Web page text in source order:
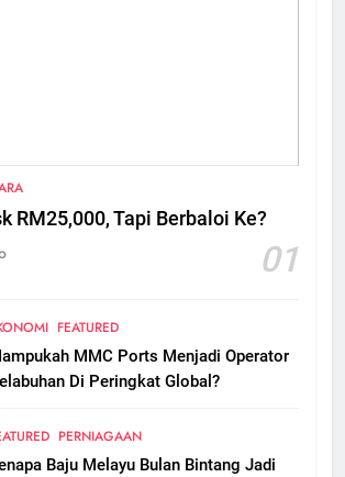
RM25,000, Tapi Berbaloi Ke?
01
FEATURED
MMC Ports Menjadi Operator
Di Peringkat Global?
PERNIAGAAN
Baju Melayu Bulan Bintang Jadi